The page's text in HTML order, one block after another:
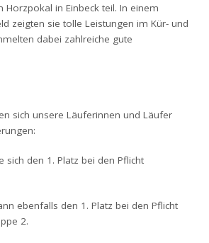
in Einbeck teil. In einem
zeigten sie tolle Leistungen im Kür- und
dabei zahlreiche gute
sich unsere Läuferinnen und Läufer
sich den 1. Platz bei den Pflicht
ebenfalls den 1. Platz bei den Pflicht
2.